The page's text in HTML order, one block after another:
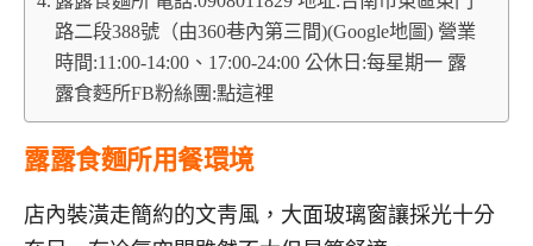
路二段388號（由360巷內第三間)(Google地圖) 營業
時間:11:00-14:00、17:00-24:00 公休日:每星期一 露
露食麫所FB粉絲團:點這裡
露露食麵所用餐環境
店內裝潢走簡約的文靑風，大面玻璃窗讓採光十分